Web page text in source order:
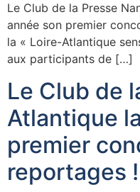
Le Club de la Presse
année son premier
la « Loire-Atlantique
aux participants de […]
Le Club de
Atlantique
premier
reportages !